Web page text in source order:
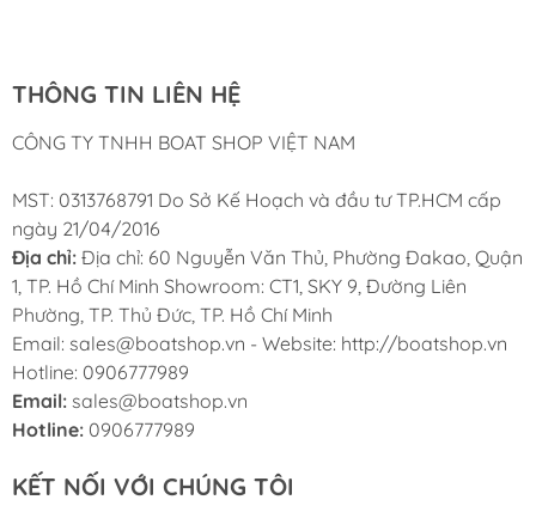
THÔNG TIN LIÊN HỆ
CÔNG TY TNHH BOAT SHOP VIỆT NAM
MST: 0313768791 Do Sở Kế Hoạch và đầu tư TP.HCM cấp
ngày 21/04/2016
Địa chỉ: Địa chỉ: 60 Nguyễn Văn Thủ, Phường Đakao, Quận
1, TP. Hồ Chí Minh Showroom: CT1, SKY 9, Đường Liên
Phường, TP. Thủ Đức, TP. Hồ Chí Minh
Email: sales@boatshop.vn - Website: http://boatshop.vn
Hotline: 0906777989
Email: sales@boatshop.vn
Hotline: 0906777989
KẾT NỐI VỚI CHÚNG TÔI